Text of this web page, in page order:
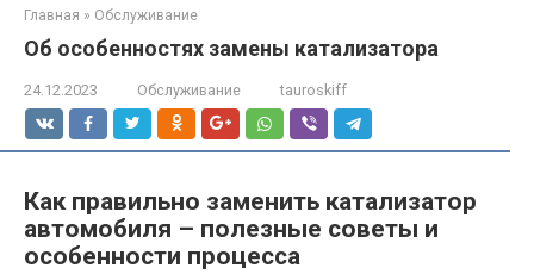
Главная » Обслуживание
Об особенностях замены катализатора
24.12.2023 Обслуживание tauroskiff
Как правильно заменить катализатор
автомобиля – полезные советы и
особенности процесса